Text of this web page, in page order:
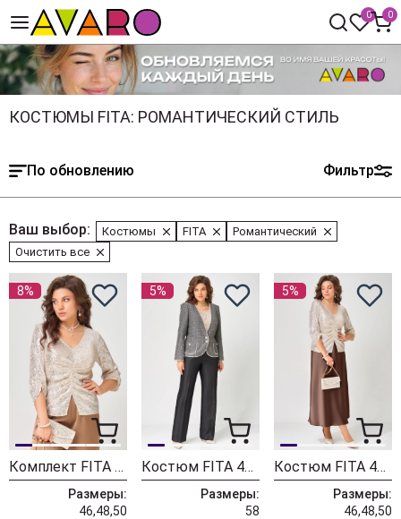
0 0
КОСТЮМЫ FITA: РОМАНТИЧЕСКИЙ СТИЛЬ
По обновлению Фильтр
Ваш выбор: Костюмы FITA
Романтический
Очистить все
8%
Комплект FITA 20781 золотисто-бежевый
Размеры:
46,48,50
5%
Костюм FITA 4122 черно-бежевый
Размеры:
58
5%
Костюм FITA 4153 шоколадно-бежевый
Размеры:
46,48,50